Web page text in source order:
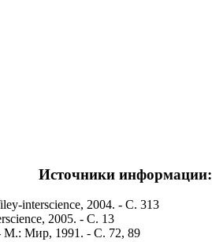
Источники информации:
interscience, 2004. - С. 313
2005. - С. 13
М.: Мир, 1991. - С. 72, 89